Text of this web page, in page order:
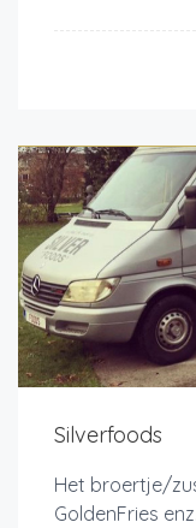
Silverfoods
Het broertje/
GoldenFries